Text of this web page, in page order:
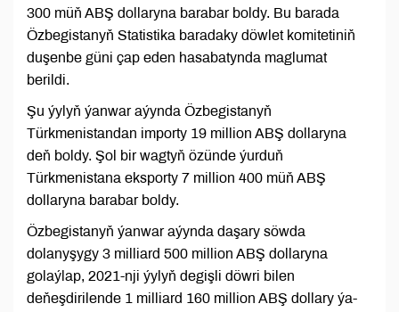
300 müň ABŞ dollaryna barabar boldy. Bu barada
Özbegistanyň Statistika baradaky döwlet komitetiniň
duşenbe güni çap eden hasabatynda maglumat
berildi.
Şu ýylyň ýanwar aýynda Özbegistanyň
Türkmenistandan importy 19 million ABŞ dollaryna
deň boldy. Şol bir wagtyň özünde ýurduň
Türkmenistana eksporty 7 million 400 müň ABŞ
dollaryna barabar boldy.
Özbegistanyň ýanwar aýynda daşary söwda
dolanyşygy 3 milliard 500 million ABŞ dollaryna
golaýlap, 2021-nji ýylyň degişli döwri bilen
deňeşdirilende 1 milliard 160 million ABŞ dollary ýa-